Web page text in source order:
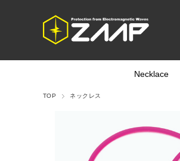
Necklace
TOP ネックレス